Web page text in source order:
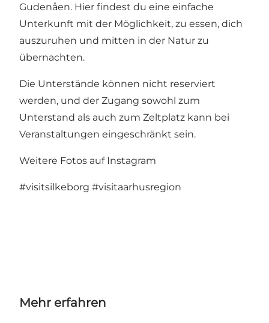
Gudenåen. Hier findest du eine einfache
Unterkunft mit der Möglichkeit, zu essen, dich
auszuruhen und mitten in der Natur zu
übernachten.
Die Unterstände können nicht reserviert
werden, und der Zugang sowohl zum
Unterstand als auch zum Zeltplatz kann bei
Veranstaltungen eingeschränkt sein.
Weitere Fotos auf Instagram
#visitsilkeborg #visitaarhusregion
Mehr erfahren